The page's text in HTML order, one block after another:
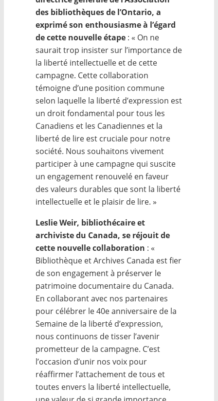
des bibliothèques de l’Ontario, a
exprimé son enthousiasme à l’égard
de cette nouvelle étape : « On ne
saurait trop insister sur l’importance de
la liberté intellectuelle et de cette
campagne. Cette collaboration
témoigne d’une position commune
selon laquelle la liberté d’expression est
un droit fondamental pour tous les
Canadiens et les Canadiennes et la
liberté de lire est cruciale pour notre
société. Nous souhaitons vivement
participer à une campagne qui suscite
un engagement renouvelé en faveur
des valeurs durables que sont la liberté
intellectuelle et le plaisir de lire. »
Leslie Weir, bibliothécaire et
archiviste du Canada, se réjouit de
cette nouvelle collaboration : «
Bibliothèque et Archives Canada est fier
de son engagement à préserver le
patrimoine documentaire du Canada.
En collaborant avec nos partenaires
pour célébrer le 40e anniversaire de la
Semaine de la liberté d’expression,
nous continuons de tisser l’avenir
prometteur de la campagne. C’est
l’occasion d’unir nos voix pour
réaffirmer l’attachement de tous et
toutes envers la liberté intellectuelle,